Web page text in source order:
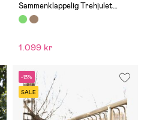
Sammenklappelig Trehjulet
Cykel, Olivengrøn
1.099 kr
-13%
SALE